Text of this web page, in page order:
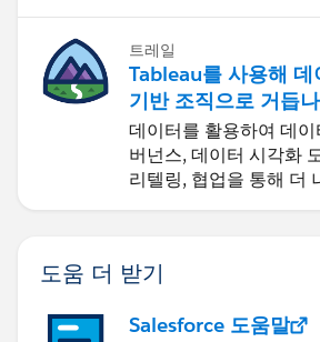
트레일
Tableau를 사용해 데
기반 조직으로 거듭
데이터를 활용하여 데
버넌스, 데이터 시각화
리텔링, 협업을 통해 더
도움 더 받기
Salesforce 도움말